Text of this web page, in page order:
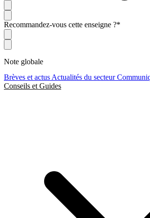
Brèves et actus Actualités du secteur
Conseils et Guides
Recommandez-vous cette enseigne ?*
Note globale